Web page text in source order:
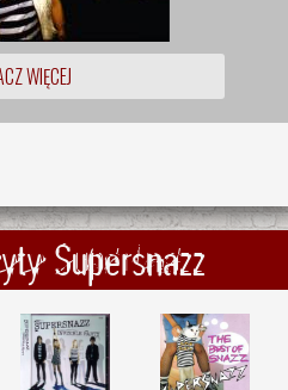
WIĘCEJ
Supersnazz